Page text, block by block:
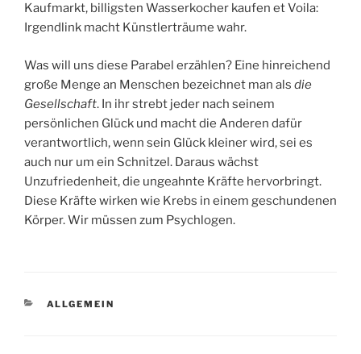
Kaufmarkt, billigsten Wasserkocher kaufen et Voila:
Irgendlink macht Künstlerträume wahr.
Was will uns diese Parabel erzählen? Eine hinreichend
große Menge an Menschen bezeichnet man als die
Gesellschaft. In ihr strebt jeder nach seinem
persönlichen Glück und macht die Anderen dafür
verantwortlich, wenn sein Glück kleiner wird, sei es
auch nur um ein Schnitzel. Daraus wächst
Unzufriedenheit, die ungeahnte Kräfte hervorbringt.
Diese Kräfte wirken wie Krebs in einem geschundenen
Körper. Wir müssen zum Psychlogen.
KATEGORIEN
ALLGEMEIN